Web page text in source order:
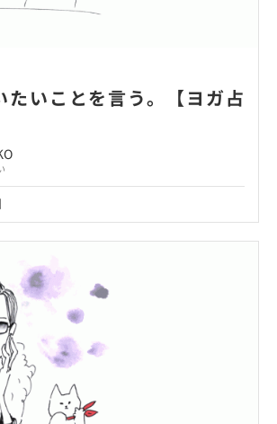
いことを言う。【ヨガ占